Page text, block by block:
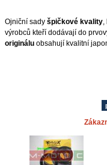
Ojniční sady špičkové kvality,
výrobců kteří dodávají do
origináluobsahují kvalitní